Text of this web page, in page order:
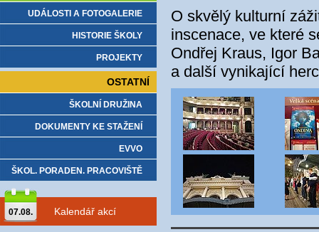
O skvělý kulturní
inscenace, ve které
Ondřej Kraus, Igor
a další vynikající
UDÁLOSTI A FOTOGALERIE
HISTORIE ŠKOLY
PROJEKTY
OSTATNÍ
ŠKOLNÍ DRUŽINA
DOKUMENTY KE STAŽENÍ
EVVO
ŠKOL. PORADEN. PRACOVIŠTĚ
07.08. Kalendář akcí